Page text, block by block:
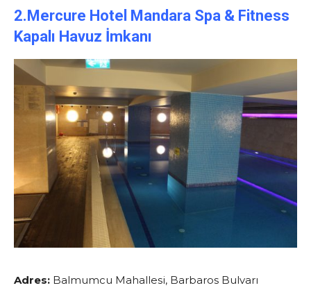
2.Mercure Hotel Mandara Spa & Fitness
Kapalı Havuz İmkanı
Adres: Balmumcu Mahallesi, Barbaros Bulvarı